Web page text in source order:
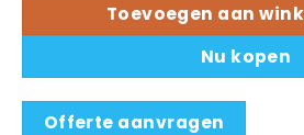
Toevoegen aan
Nu kopen
Offerte aanvragen